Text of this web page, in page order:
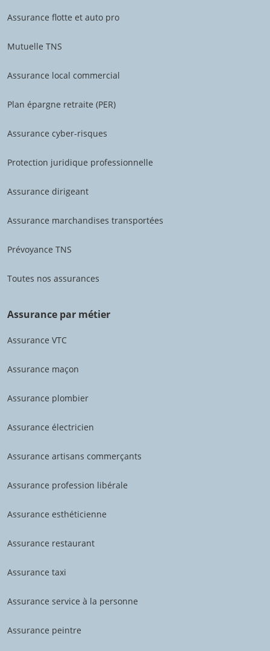
Assurance flotte et auto pro
Mutuelle TNS
Assurance local commercial
Plan épargne retraite (PER)
Assurance cyber-risques
Protection juridique professionnelle
Assurance dirigeant
Assurance marchandises transportées
Prévoyance TNS
Toutes nos assurances
Assurance par métier
Assurance VTC
Assurance maçon
Assurance plombier
Assurance électricien
Assurance artisans commerçants
Assurance profession libérale
Assurance esthéticienne
Assurance restaurant
Assurance taxi
Assurance service à la personne
Assurance peintre